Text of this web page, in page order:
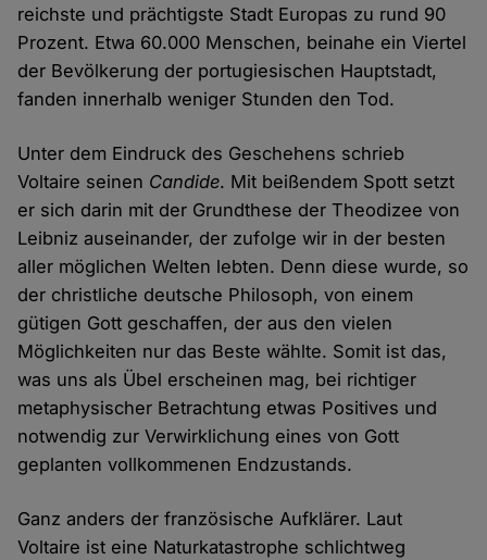
reichste und prächtigste Stadt Europas zu rund 90
Prozent. Etwa 60.000 Menschen, beinahe ein Viertel
der Bevölkerung der portugiesischen Hauptstadt,
fanden innerhalb weniger Stunden den Tod.
Unter dem Eindruck des Geschehens schrieb
Voltaire seinen Candide. Mit beißendem Spott setzt
er sich darin mit der Grundthese der Theodizee von
Leibniz auseinander, der zufolge wir in der besten
aller möglichen Welten lebten. Denn diese wurde, so
der christliche deutsche Philosoph, von einem
gütigen Gott geschaffen, der aus den vielen
Möglichkeiten nur das Beste wählte. Somit ist das,
was uns als Übel erscheinen mag, bei richtiger
metaphysischer Betrachtung etwas Positives und
notwendig zur Verwirklichung eines von Gott
geplanten vollkommenen Endzustands.
Ganz anders der französische Aufklärer. Laut
Voltaire ist eine Naturkatastrophe schlichtweg